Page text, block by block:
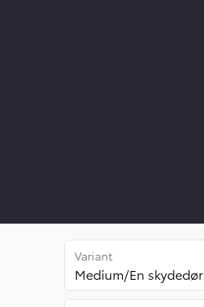
Variant
Medium/En skydedør